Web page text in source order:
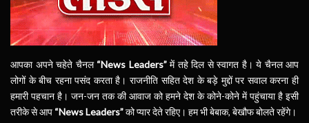
आपका अपने चहेते चैनल “News Leaders”में तहे दिल से स्वागत है। ये चैनल आप
लोगों के बीच रहना पसंद करता है। राजनीति सहित देश के बड़े मुद्दों पर सवाल करना ही
हमारी पहचान है। जन-जन तक की आवाज को हमने देश के कोने-कोने में पहुंचाया है इसी
तरीके से आप “News Leaders”को प्यार देते रहिए। हम भी बेबाक, बेखौफ बोलते रहेंगे।